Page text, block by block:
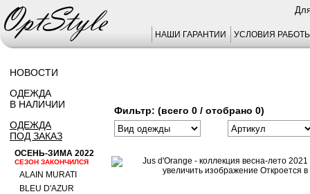
НАШИ ГАРАНТИИ УСЛОВИЯ
НОВОСТИ
ОДЕЖДА
В НАЛИЧИИ
ОДЕЖДА
ПОД ЗАКАЗ
ОСЕНЬ-ЗИМА 2022
СЕЗОН ЗАКОНЧИЛСЯ
ALAIN MURATI
BLEU D'AZUR
Фильтр: (всего 0 / отобрано 0)